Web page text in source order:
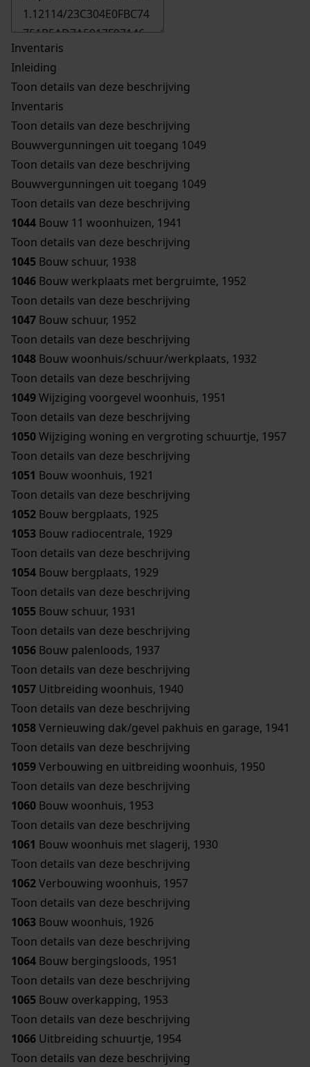
Inventaris
Inleiding
Toon details van deze beschrijving
Inventaris
Toon details van deze beschrijving
Bouwvergunningen uit toegang 1049
Toon details van deze beschrijving
Bouwvergunningen uit toegang 1049
Toon details van deze beschrijving
1044 Bouw 11 woonhuizen, 1941
Toon details van deze beschrijving
1045 Bouw schuur, 1938
1046 Bouw werkplaats met bergruimte, 1952
Toon details van deze beschrijving
1047 Bouw schuur, 1952
Toon details van deze beschrijving
1048 Bouw woonhuis/schuur/werkplaats, 1932
Toon details van deze beschrijving
1049Wijziging voorgevel woonhuis, 1951
Toon details van deze beschrijving
1050Wijziging woning en vergroting schuurtje, 1957
Toon details van deze beschrijving
1051 Bouw woonhuis, 1921
Toon details van deze beschrijving
1052 Bouw bergplaats, 1925
1053 Bouw radiocentrale, 1929
Toon details van deze beschrijving
1054 Bouw bergplaats, 1929
Toon details van deze beschrijving
1055 Bouw schuur, 1931
Toon details van deze beschrijving
1056 Bouw palenloods, 1937
Toon details van deze beschrijving
1057 Uitbreiding woonhuis, 1940
Toon details van deze beschrijving
1058Vernieuwing dak/gevel pakhuis en garage, 1941
Toon details van deze beschrijving
1059Verbouwing en uitbreiding woonhuis, 1950
Toon details van deze beschrijving
1060 Bouw woonhuis, 1953
Toon details van deze beschrijving
1061 Bouw woonhuis met slagerij, 1930
Toon details van deze beschrijving
1062Verbouwing woonhuis, 1957
Toon details van deze beschrijving
1063 Bouw woonhuis, 1926
Toon details van deze beschrijving
1064 Bouw bergingsloods, 1951
Toon details van deze beschrijving
1065 Bouw overkapping, 1953
Toon details van deze beschrijving
1066 Uitbreiding schuurtje, 1954
Toon details van deze beschrijving